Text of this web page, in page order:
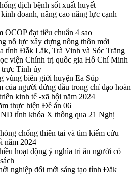
dịch bệnh sốt xuất huyết
doanh, nâng cao năng lực cạnh
OCOP đạt tiêu chuẩn 4 sao
nỗ lực xây dựng nông thôn mới
tỉnh Đắk Lắk, Trà Vinh và Sóc Trăng
viện Chính trị quốc gia Hồ Chí Minh
Tỉnh ủy
vùng biên giới huyện Ea Súp
của người đứng đầu trong chỉ đạo hoàn
kinh tế -xã hội năm 2024
thực hiện Đề án 06
tỉnh khóa X thông qua 21 Nghị
chống thiên tai và tìm kiếm cứu
năm 2024
hoạt động ý nghĩa tri ân người có
nghiệp đổi mới sáng tạo tỉnh Đắk